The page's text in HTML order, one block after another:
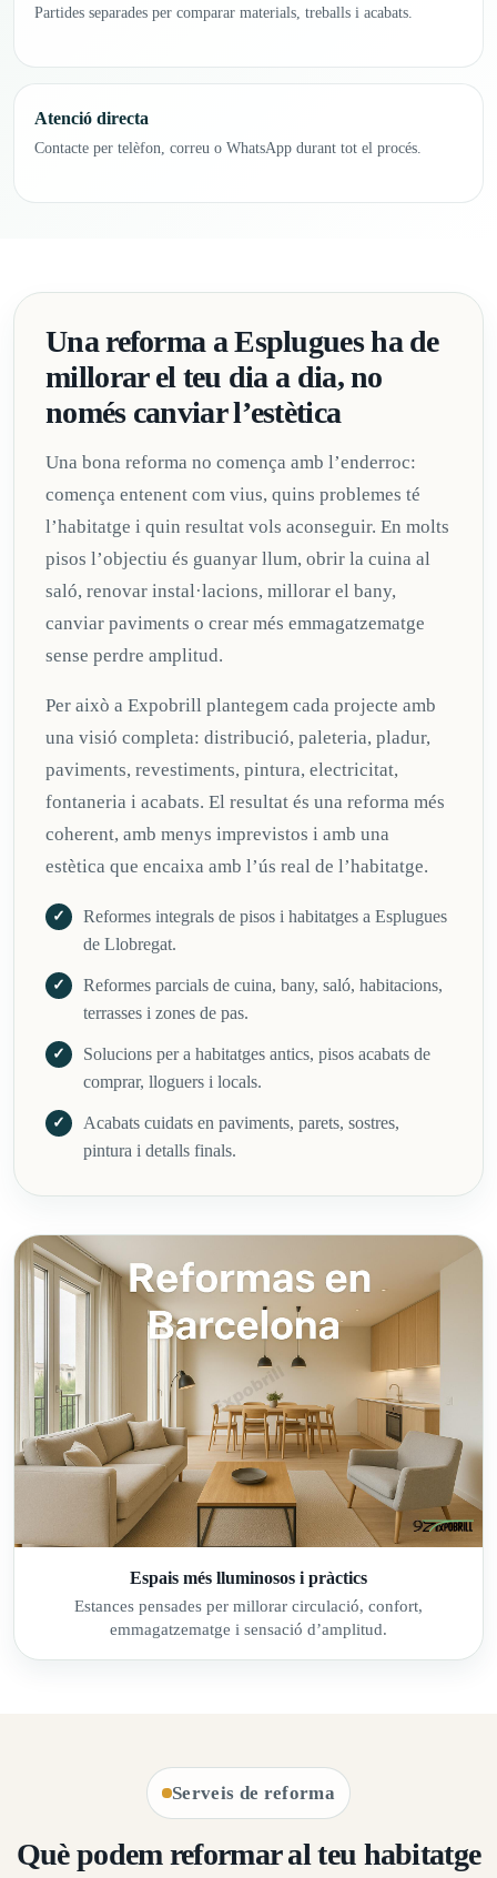
Partides separades per comparar materials, treballs i acabats.
Atenció directa
Contacte per telèfon, correu o WhatsApp durant tot el procés.
Una reforma a Esplugues ha de
millorar el teu dia a dia, no
només canviar l’estètica
Una bona reforma no comença amb l’enderroc:
comença entenent com vius, quins problemes té
l’habitatge i quin resultat vols aconseguir. En molts
pisos l’objectiu és guanyar llum, obrir la cuina al
saló, renovar instal·lacions, millorar el bany,
canviar paviments o crear més emmagatzematge
sense perdre amplitud.
Per això a Expobrill plantegem cada projecte amb
una visió completa: distribució, paleteria, pladur,
paviments, revestiments, pintura, electricitat,
fontaneria i acabats. El resultat és una reforma més
coherent, amb menys imprevistos i amb una
estètica que encaixa amb l’ús real de l’habitatge.
Reformes integrals de pisos i habitatges a Esplugues
de Llobregat.
Reformes parcials de cuina, bany, saló, habitacions,
terrasses i zones de pas.
Solucions per a habitatges antics, pisos acabats de
comprar, lloguers i locals.
Acabats cuidats en paviments, parets, sostres,
pintura i detalls finals.
Espais més lluminosos i pràctics
Estances pensades per millorar circulació, confort,
emmagatzematge i sensació d’amplitud.
Serveis de reforma
Què podem reformar al teu habitatge